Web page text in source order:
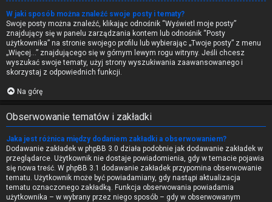
W jaki sposób można znaleźć swoje posty i tematy?
Swoje posty można znaleźć, klikając odnośnik “Wyświetl moje posty”
znajdujący się w panelu zarządzania kontem lub odnośnik “Posty
użytkownika” na stronie swojego profilu lub wybierając „Twoje posty” z menu
„Więcej…” znajdującego się w górnym lewym rogu witryny. Jeśli chcesz
wyszukać swoje tematy, użyj strony wyszukiwania zaawansowanego i
skorzystaj z odpowiednich funkcji.
Na górę
Obserwowanie tematów i zakładki
Jaka jest różnica między dodaniem zakładki a obserwowaniem?
Dodawanie zakładek w phpBB 3.0 działa podobnie jak dodawanie zakładek w
przeglądarce. Użytkownik nie dostaje powiadomienia, gdy w temacie pojawia
się nowa treść. W phpBB 3.1 dodawanie zakładek przypomina obserwowanie
tematu. Użytkownik może być powiadamiany, gdy nastąpi aktualizacja
tematu oznaczonego zakładką. Funkcja obserwowania powiadamia
użytkownika – w wybrany przez niego sposób – gdy w obserwowanym